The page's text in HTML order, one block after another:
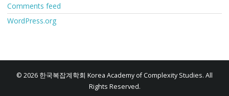
Comments feed
WordPress.org
© 2026 한국복잡계학회 Korea Academy of Complexity Studies. All
Rights Reserved.